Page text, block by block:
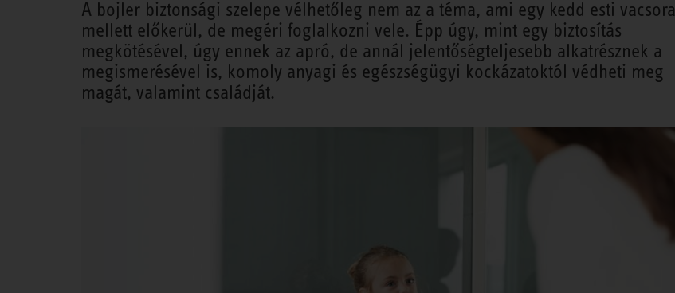
A bojler biztonsági szelepe vélhetőleg nem az a téma, ami egy kedd esti vacsora
mellett előkerül, de megéri foglalkozni vele. Épp úgy, mint egy biztosítás
megkötésével, úgy ennek az apró, de annál jelentőségteljesebb alkatrésznek a
megismerésével is, komoly anyagi és egészségügyi kockázatoktól védheti meg
magát, valamint családját.